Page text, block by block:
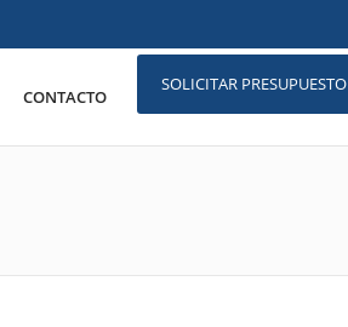
CONTACTO
SOLICITAR PRESUPUESTO